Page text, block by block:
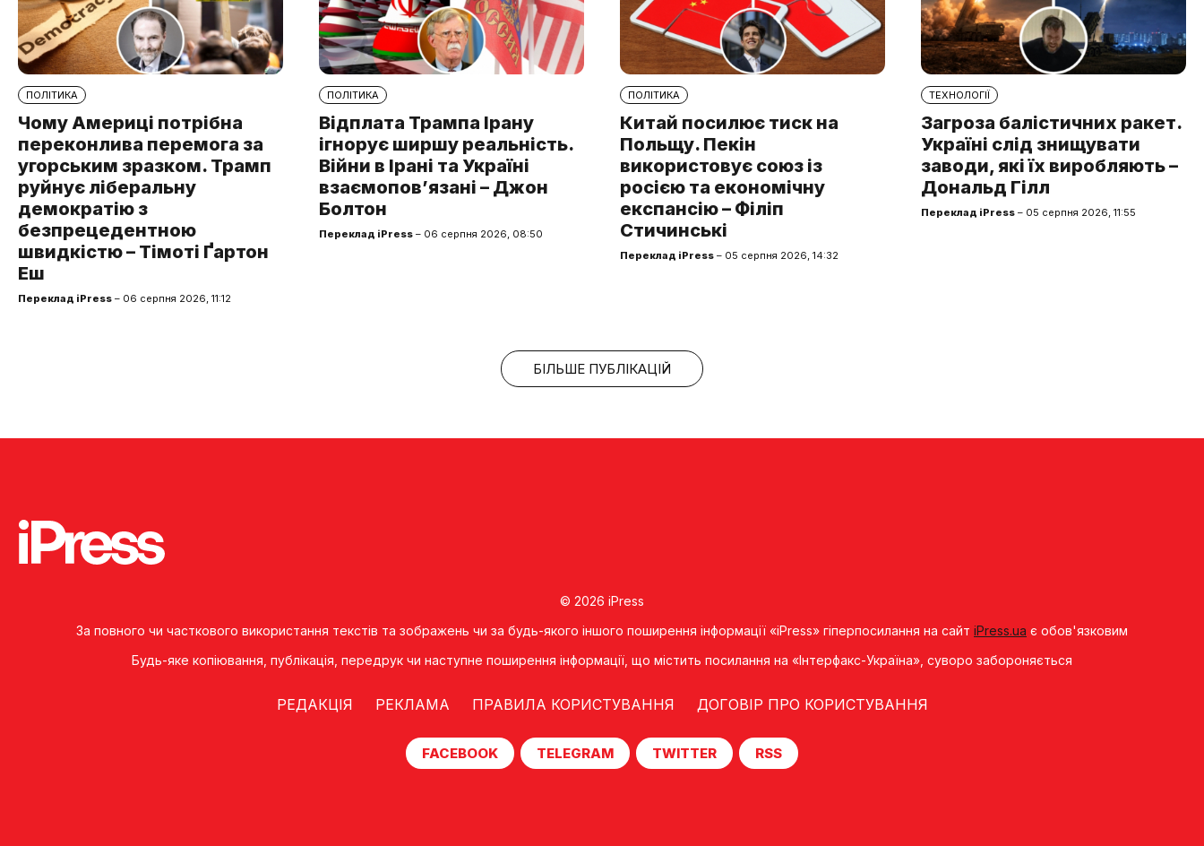
ПОЛІТИКА
Чому Америці потрібна
переконлива перемога за
угорським зразком. Трамп
руйнує ліберальну
демократію з
безпрецедентною
швидкістю – Тімоті Ґартон
Еш
Переклад iPress – 06 серпня 2026, 11:12
ПОЛІТИКА
Відплата Трампа Ірану
ігнорує ширшу реальність.
Війни в Ірані та Україні
взаємопов’язані – Джон
Болтон
Переклад iPress – 06 серпня 2026, 08:50
ПОЛІТИКА
Китай посилює тиск на
Польщу. Пекін
використовує союз із
росією та економічну
експансію – Філіп
Стичинські
Переклад iPress – 05 серпня 2026, 14:32
ТЕХНОЛОГІЇ
Загроза балістичних ракет.
Україні слід знищувати
заводи, які їх виробляють –
Дональд Гілл
Переклад iPress – 05 серпня 2026, 11:55
БІЛЬШЕ ПУБЛІКАЦІЙ
© 2026 iPress
За повного чи часткового використання текстів та зображень чи за будь-якого іншого поширення інформації «iPress» гіперпосилання на сайт iPress.ua є обов'язковим
Будь-яке копiювання, публiкацiя, передрук чи наступне поширення iнформацiї, що мiстить посилання на «Iнтерфакс-Україна», суворо забороняється
РЕДАКЦІЯ РЕКЛАМА ПРАВИЛА КОРИСТУВАННЯ ДОГОВІР ПРО КОРИСТУВАННЯ
FACEBOOK TELEGRAM TWITTER RSS